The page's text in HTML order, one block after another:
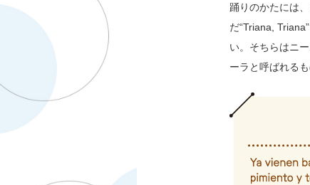
踊りのかたには
だ“Triana,
い。そちらはニ
ーラと呼ばれる